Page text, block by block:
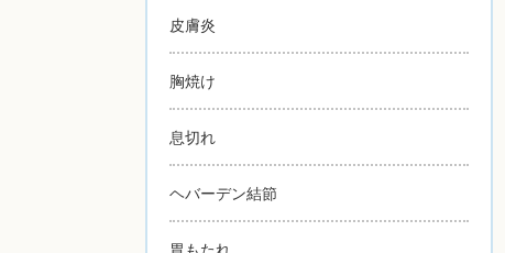
皮膚炎
胸焼け
息切れ
ヘバーデン結節